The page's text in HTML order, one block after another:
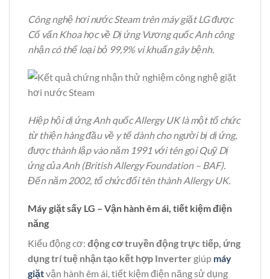
Công nghệ hơi nước Steam trên máy giặt LG được
Cố vấn Khoa học về Dị ứng Vương quốc Anh công
nhận có thể loại bỏ 99,9% vi khuẩn gây bệnh.
Hiệp hội dị ứng Anh quốc Allergy UK là một tổ chức
từ thiện hàng đầu về y tế dành cho người bị dị ứng,
được thành lập vào năm 1991 với tên gọi Quỹ Dị
ứng của Anh (British Allergy Foundation – BAF).
Đến năm 2002, tổ chức đổi tên thành Allergy UK.
Máy giặt sấy LG – Vận hành êm ái, tiết kiệm điện
năng
Kiểu động cơ: động cơ truyền động trực tiếp, ứng
dụng trí tuệ nhận tạo kết hợp Inverter giúp máy
giặtvận hành êm ái, tiết kiệm điện năng sử dụng